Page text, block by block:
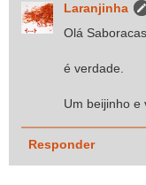
Laranjinha
Olá
é verdade.
Um beijinho e
Responder